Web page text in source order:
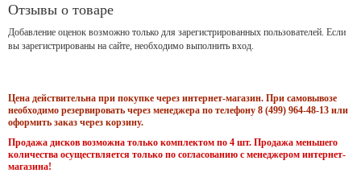
Отзывы о товаре
Добавление оценок возможно только для зарегистрированных пользователей. Если
вы зарегистрированы на сайте, необходимо выполнить вход.
Цена действительна при покупке через интернет-магазин. При самовывозе
необходимо резервировать через менеджера по телефону 8 (499) 964-48-13 или
оформить заказ через корзину.
Продажа дисков возможна только комплектом по 4 шт. Продажа меньшего
количества осуществляется только по согласованию с менеджером интернет-
магазина!